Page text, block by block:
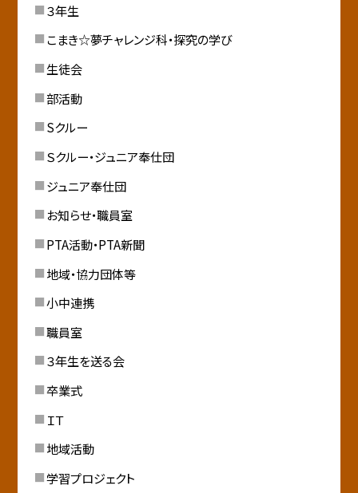
３年生
こまき☆夢チャレンジ科・探究の学び
生徒会
部活動
Sクルー
Ｓクルー・ジュニア奉仕団
ジュニア奉仕団
お知らせ・職員室
PTA活動・PTA新聞
地域・協力団体等
小中連携
職員室
３年生を送る会
卒業式
ＩＴ
地域活動
学習プロジェクト